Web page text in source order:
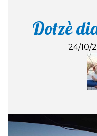
Dotzè
24/10/